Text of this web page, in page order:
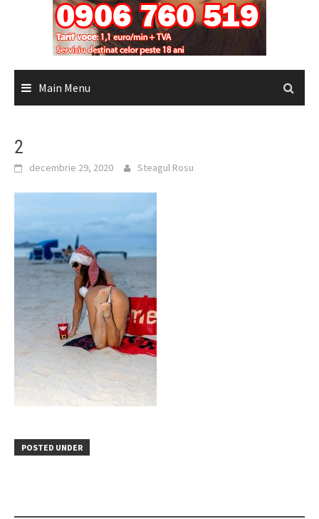
Main Menu
2
decembrie 29, 2020 Steagul Rosu
POSTED UNDER